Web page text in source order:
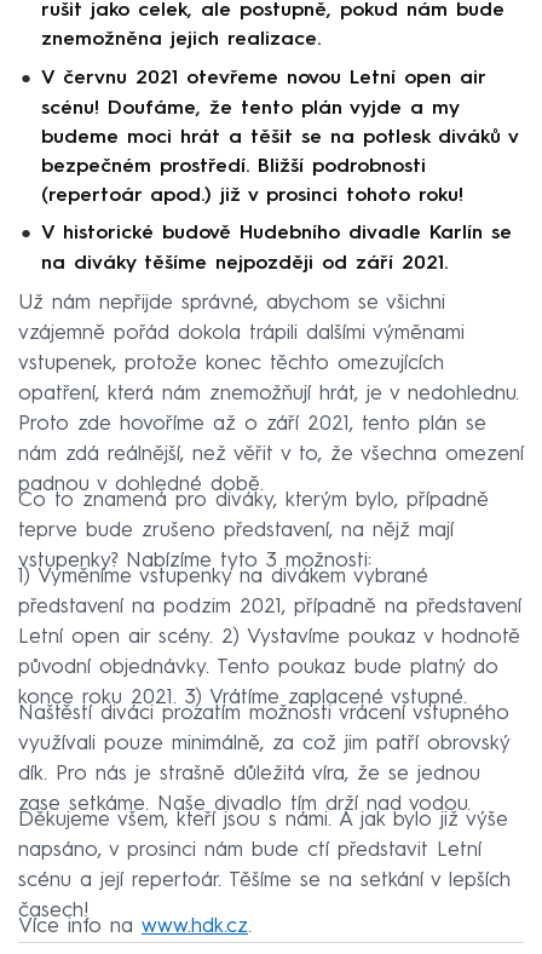
rušit jako celek, ale postupně, pokud nám bude
znemožněna jejich realizace.
V červnu 2021 otevřeme novou Letní open air
scénu! Doufáme, že tento plán vyjde a my
budeme moci hrát a těšit se na potlesk diváků v
bezpečném prostředí. Bližší podrobnosti
(repertoár apod.) již v prosinci tohoto roku!
V historické budově Hudebního divadle Karlín se
na diváky těšíme nejpozději od září 2021.
Už nám nepřijde správné, abychom se všichni
vzájemně pořád dokola trápili dalšími výměnami
vstupenek, protože konec těchto omezujících
opatření, která nám znemožňují hrát, je v nedohlednu.
Proto zde hovoříme až o září 2021, tento plán se
nám zdá reálnější, než věřit v to, že všechna omezení
padnou v dohledné době.
Co to znamená pro diváky, kterým bylo, případně
teprve bude zrušeno představení, na nějž mají
vstupenky? Nabízíme tyto 3 možnosti:
1) Vyměníme vstupenky na divákem vybrané
představení na podzim 2021, případně na představení
Letní open air scény. 2) Vystavíme poukaz v hodnotě
původní objednávky. Tento poukaz bude platný do
konce roku 2021. 3) Vrátíme zaplacené vstupné.
Naštěstí diváci prozatím možnosti vrácení vstupného
využívali pouze minimálně, za což jim patří obrovský
dík. Pro nás je strašně důležitá víra, že se jednou
zase setkáme. Naše divadlo tím drží nad vodou.
Děkujeme všem, kteří jsou s námi. A jak bylo již výše
napsáno, v prosinci nám bude ctí představit Letní
scénu a její repertoár. Těšíme se na setkání v lepších
časech!
Více info na www.hdk.cz.